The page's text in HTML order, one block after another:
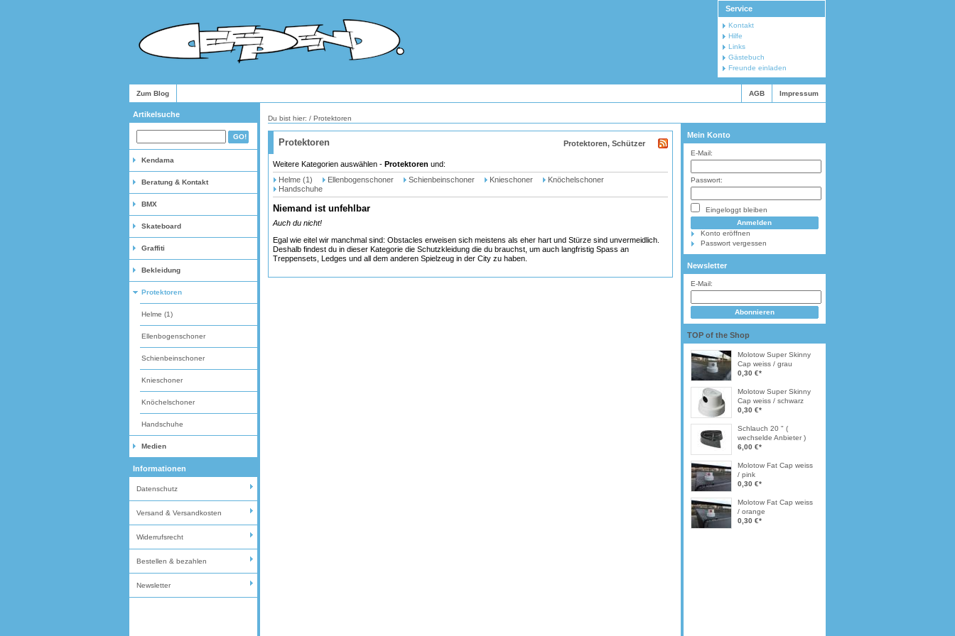
Service
Kontakt
Hilfe
Links
Gästebuch
Freunde einladen
Zum Blog AGB Impressum
Artikelsuche
Kendama
Beratung & Kontakt
BMX
Skateboard
Graffiti
Bekleidung
Protektoren
Helme (1)
Ellenbogenschoner
Schienbeinschoner
Knieschoner
Knöchelschoner
Handschuhe
Medien
Informationen
Datenschutz
Versand & Versandkosten
Widerrufsrecht
Bestellen & bezahlen
Newsletter
Du bist hier: / Protektoren
Mein Konto
E-Mail:
Passwort:
Eingeloggt bleiben
Konto eröffnen
Passwort vergessen
Newsletter
E-Mail:
TOP of the Shop
Molotow Super Skinny
Cap weiss / grau
0,30 €*
Molotow Super Skinny
Cap weiss / schwarz
0,30 €*
Schlauch 20 " (
wechselde Anbieter )
6,00 €*
Molotow Fat Cap weiss
/ pink
0,30 €*
Molotow Fat Cap weiss
/ orange
0,30 €*
Protektoren Protektoren, Schützer
Weitere Kategorien auswählen - Protektoren und:
Helme (1)
Ellenbogenschoner Schienbeinschoner Knieschoner
Knöchelschoner
Handschuhe
Niemand ist unfehlbar
Auch du nicht!
Egal wie eitel wir manchmal sind: Obstacles erweisen sich meistens als eher hart und Stürze sind unvermeidlich.
Deshalb findest du in dieser Kategorie die Schutzkleidung die du brauchst, um auch langfristig Spass an
Treppensets, Ledges und all dem anderen Spielzeug in der City zu haben.